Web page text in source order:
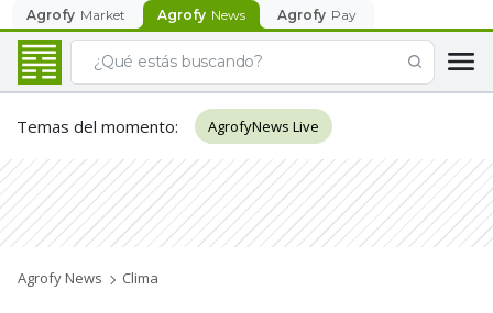
Agrofy Market Agrofy News Agrofy Pay
Temas del momento: AgrofyNews Live
Agrofy News Clima